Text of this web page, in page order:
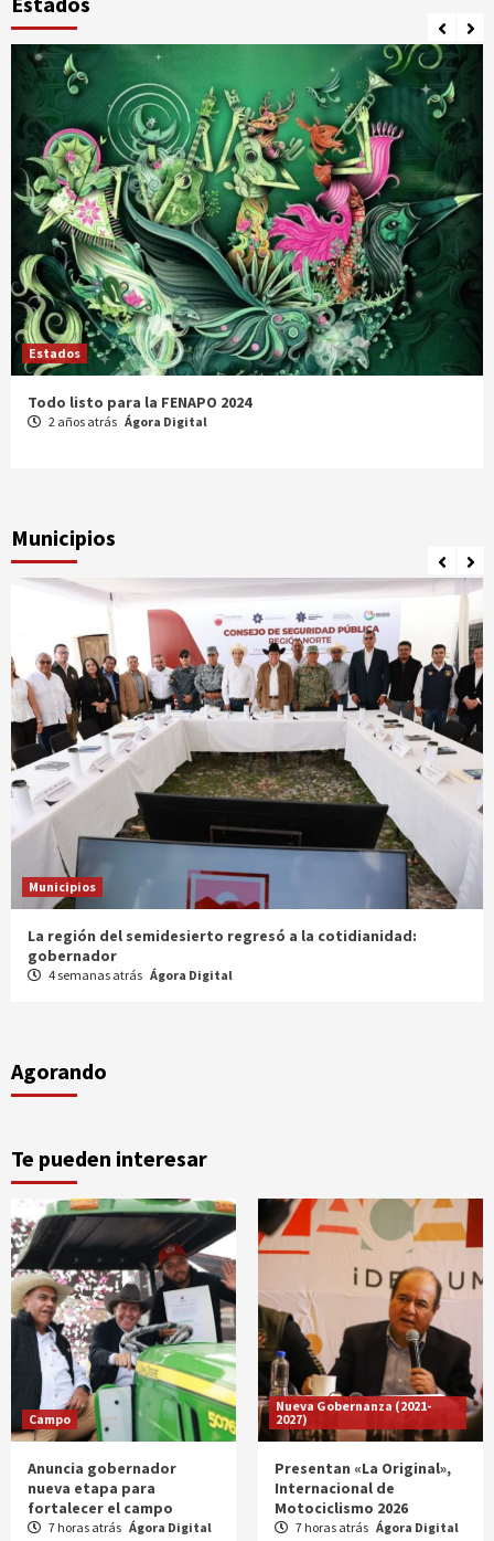
Estados
Comparte Cecytez estrategias para mejora académica en
Tamaulipas
Municipios
Municipios
Entrega gobernador a productores 100 mdp en semilla
1 mes atrás
Agorando
Te pueden interesar
Campo
Anuncia gobernador
nueva etapa para
fortalecer el campo
7 horas atrás Ágora Digital
Nueva Gobernanza (2021-
2027)
Presentan «La Original»,
Internacional de
Motociclismo 2026
7 horas atrás Ágora Digital